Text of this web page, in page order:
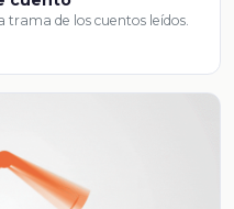
trama de los cuentos leídos.